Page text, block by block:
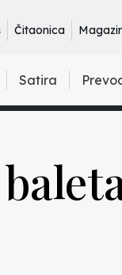
Čitaonica
Satira